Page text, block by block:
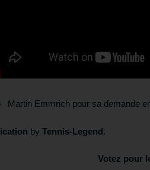
Martin Emmrich pour sa demande
by Tennis-Legend.
Votez pour